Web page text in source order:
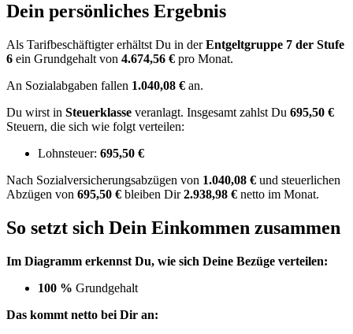
Dein persönliches Ergebnis
Als Tarifbeschäftigter erhältst Du in derEntgeltgruppe 7 der Stufe
6 ein Grundgehalt von 4.674,56 € pro Monat.
An Sozialabgaben fallen 1.040,08 € an.
Du wirst in Steuerklasse veranlagt. Insgesamt zahlst Du 695,50 €
Steuern, die sich wie folgt verteilen:
Lohnsteuer: 695,50 €
Nach Sozialversicherungsabzügen von 1.040,08 € und steuerlichen
Abzügen von 695,50 € bleiben Dir2.938,98 € netto im Monat.
So setzt sich Dein Einkommen zusammen
Im Diagramm erkennst Du, wie sich Deine Bezüge verteilen:
100 % Grundgehalt
Das kommt netto bei Dir an: